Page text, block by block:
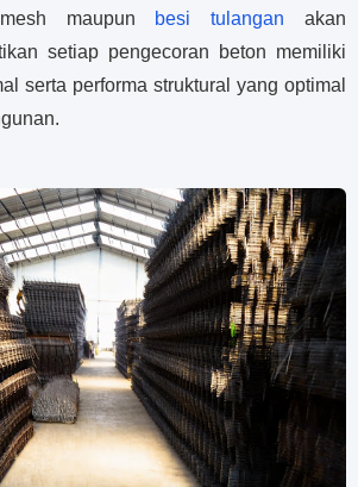
maupun besi tulangan akan
setiap pengecoran beton memiliki
serta performa struktural yang optimal